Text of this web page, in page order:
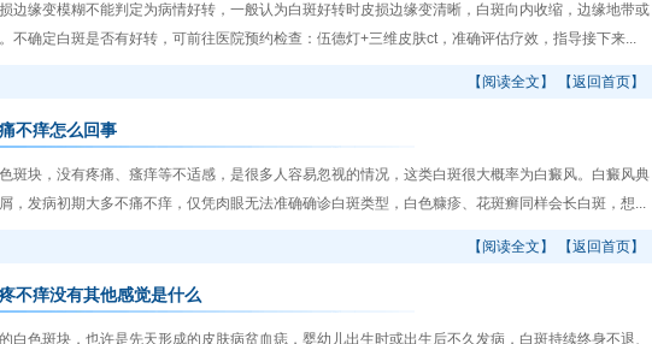
缘变模糊不能判定为病情好转，一般认为白斑好转时皮损边缘变清晰，白斑向内收缩，边缘地带或
不确定白斑是否有好转，可前往医院预约检查：伍德灯+三维皮肤ct，准确评估疗效，指导接下来...
【阅读全文】 【返回首页】
不痒怎么回事
块，没有疼痛、瘙痒等不适感，是很多人容易忽视的情况，这类白斑很大概率为白癜风。白癜风典
，发病初期大多不痛不痒，仅凭肉眼无法准确确诊白斑类型，白色糠疹、花斑癣同样会长白斑，想...
【阅读全文】 【返回首页】
不痒没有其他感觉是什么
色斑块，也许是先天形成的皮肤病贫血痣，婴幼儿出生时或出生后不久发病，白斑持续终身不退、